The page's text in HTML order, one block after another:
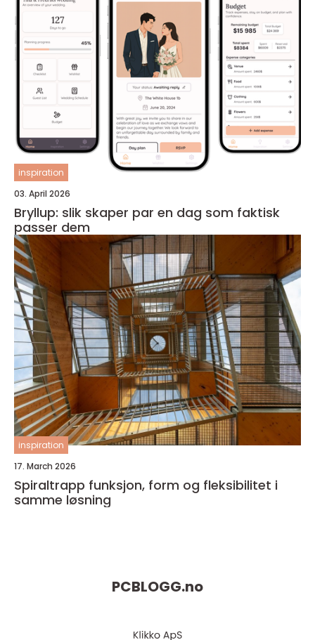
inspiration
03. April 2026
Bryllup: slik skaper par en dag som faktisk
passer dem
inspiration
17. March 2026
Spiraltrapp funksjon, form og fleksibilitet i
samme løsning
PCBLOGG.no